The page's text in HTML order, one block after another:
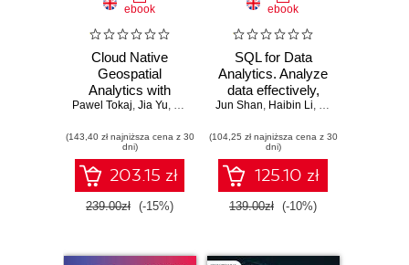
ebook
Cloud Native
Geospatial
Analytics with
Apache Sedona. A
for Working with
Large-Scale
Spatial Data
Pawel Tokaj, Jia Yu, Mo Sarwat
(143,40 zł najniższa cena z 30
dni)
203.15 zł
239.00zł (-15%)
ebook
SQL for Data
Analytics. Analyze
data effectively,
uncover insights
advanced SQL for
real-world
applications -
Fourth Edition
Jun Shan, Haibin Li, Matt Goldwasser
(104,25 zł najniższa cena z 30
dni)
125.10 zł
139.00zł (-10%)